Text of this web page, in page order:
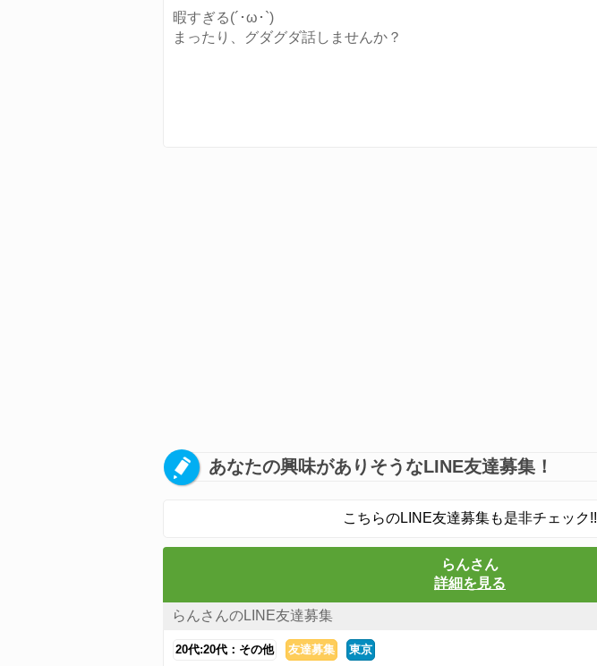
暇すぎる(´･ω･`)
まったり、グダグダ話しませんか？
あなたの興味がありそうなLINE友達募集！
こちらのLINE友達募集も是非チェック!!
らんさん
詳細を見る
らんさんのLINE友達募集
20代:20代：その他 友達募集 東京